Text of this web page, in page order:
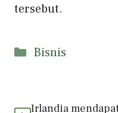
tersebut.
Kategori
Bisnis
Irlandia